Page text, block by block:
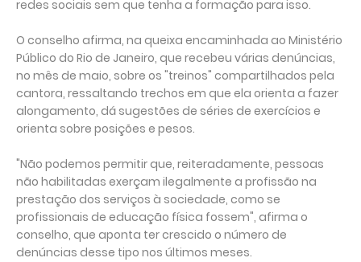
redes sociais sem que tenha a formação para isso.
O conselho afirma, na queixa encaminhada ao Ministério
Público do Rio de Janeiro, que recebeu várias denúncias,
no mês de maio, sobre os "treinos" compartilhados pela
cantora, ressaltando trechos em que ela orienta a fazer
alongamento, dá sugestões de séries de exercícios e
orienta sobre posições e pesos.
"Não podemos permitir que, reiteradamente, pessoas
não habilitadas exerçam ilegalmente a profissão na
prestação dos serviços à sociedade, como se
profissionais de educação física fossem", afirma o
conselho, que aponta ter crescido o número de
denúncias desse tipo nos últimos meses.